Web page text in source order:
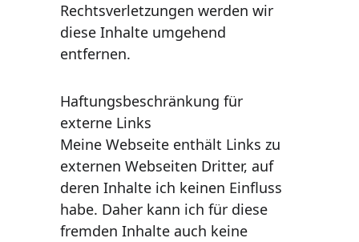
Rechtsverletzungen werden wir
diese Inhalte umgehend
entfernen.
Haftungsbeschränkung für
externe Links
Meine Webseite enthält Links zu
externen Webseiten Dritter, auf
deren Inhalte ich keinen Einfluss
habe. Daher kann ich für diese
fremden Inhalte auch keine